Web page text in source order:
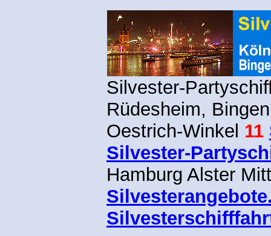
Silvester-
Rüdesheim,
Oestrich-Winkel 11
Silvester-
Hamburg Alster